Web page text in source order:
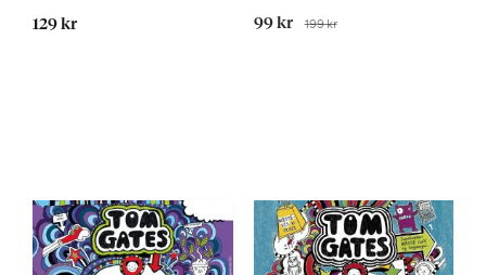
129 kr Tilbudspris
99 kr Før
199 kr